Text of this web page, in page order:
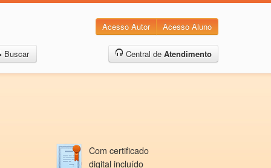
Acesso Autor Acesso Aluno
Buscar Central de Atendimento
Com certificado
digital incluído